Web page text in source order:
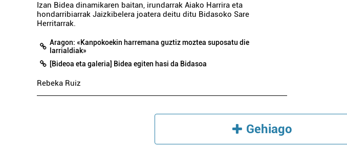
Izan Bidea dinamikaren baitan, irundarrak Aiako Harrira eta
hondarribiarrak Jaizkibelera joatera deitu ditu Bidasoko Sare
Herritarrak.
Aragon: «Kanpokoekin harremana guztiz moztea suposatu die
larrialdiak»
[Bideoa eta galeria] Bidea egiten hasi da Bidasoa
Rebeka Ruiz
Gehiago